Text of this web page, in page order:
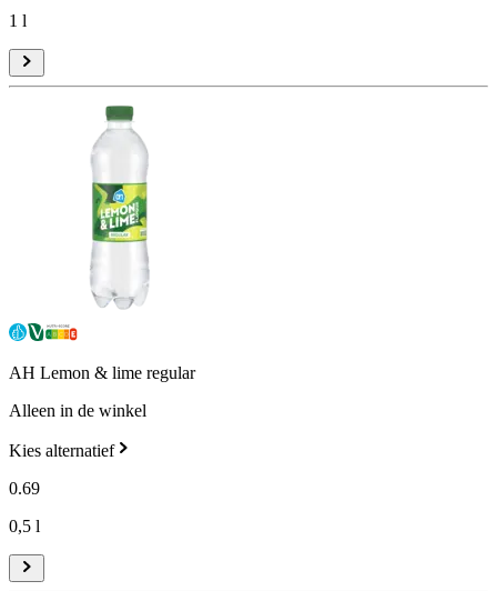
1 l
AH Lemon & lime regular
Alleen in de winkel
Kies alternatief
0.69
0,5 l